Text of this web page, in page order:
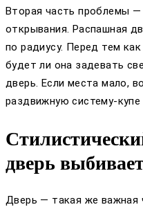
Вторая часть проблемы
открывания. Распашная
по радиусу. Перед тем
будет ли она задевать
дверь. Если места мало,
раздвижную систему-
дверь
Дверь — такая же важная